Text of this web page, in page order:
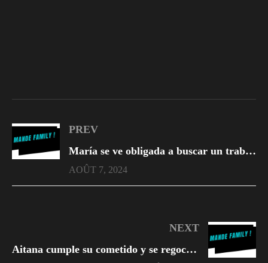
PREV
María se ve obligada a buscar un trabajo a tiempo parcial y acepta la oferta de un desconocido de vivir en su piso vacío mientras él está fuera por negocios. María ni siquiera sabe en lo que se ha metido
AOÛT 7, 2024
NEXT
Aitana cumple su cometido y se regocija con el dolor de su madre, pero ambas reciben su merecido, por parte de Benjamín